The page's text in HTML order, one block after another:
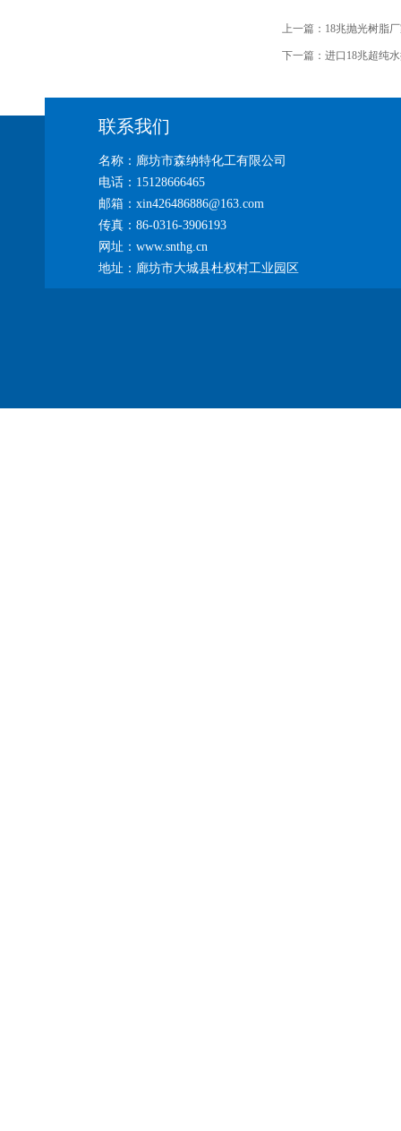
上一篇： 18兆抛光树脂
下一篇： 进口18兆超纯
联系我们
名称：廊坊市森纳特化工有限公司
电话：15128666465
邮箱：xin426486886@163.com
传真：86-0316-3906193
网址：www.snthg.cn
地址：廊坊市大城县杜权村工业园区